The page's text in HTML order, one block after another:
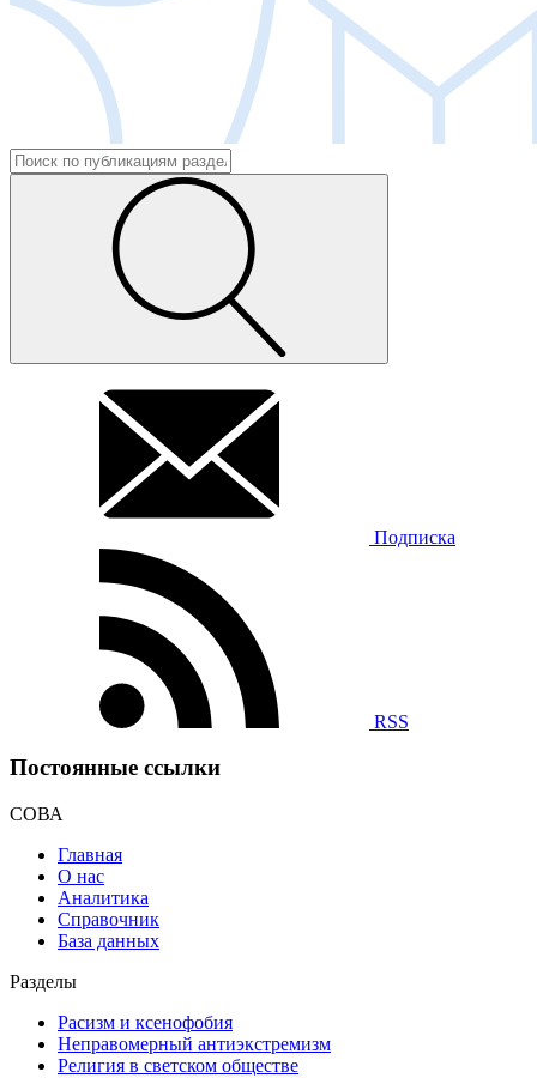
Подписка
RSS
Постоянные ссылки
СОВА
Главная
О нас
Аналитика
Справочник
База данных
Разделы
Расизм и ксенофобия
Неправомерный антиэкстремизм
Религия в светском обществе